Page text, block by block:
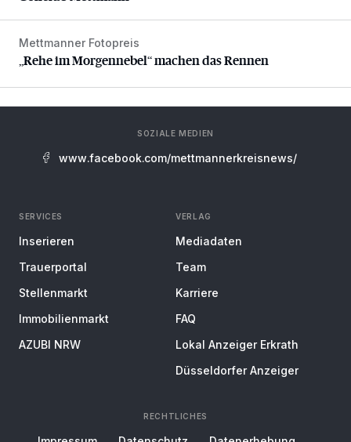
„Rehe im Morgennebel“ machen das Rennen
Mettmanner Fotopreis
„Rehe im Morgennebel“ machen das Rennen
SOZIALE MEDIEN
www.facebook.com/mettmannerkreisnews/
SERVICES
Inserieren
Trauerportal
Stellenmarkt
Immobilienmarkt
AZUBI NRW
VERLAG
Mediadaten
Team
Karriere
FAQ
Lokal Anzeiger Erkrath
Düsseldorfer Anzeiger
RECHTLICHES